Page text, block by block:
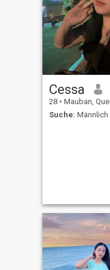
Cessa
28 • Mauban,
Suche: Männlich